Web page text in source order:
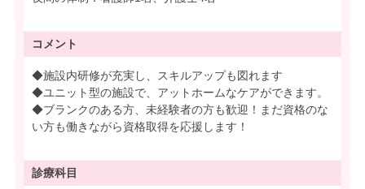
コメント
◆施設内研修が充実し、スキルアップも図れます
◆ユニット型の施設で、アットホームなケアができます。
◆ブランクのある方、未経験者の方も歓迎！まだ資格のな
い方も働きながら資格取得を応援します！
診療科目